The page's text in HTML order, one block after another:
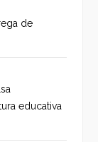
de
educativa